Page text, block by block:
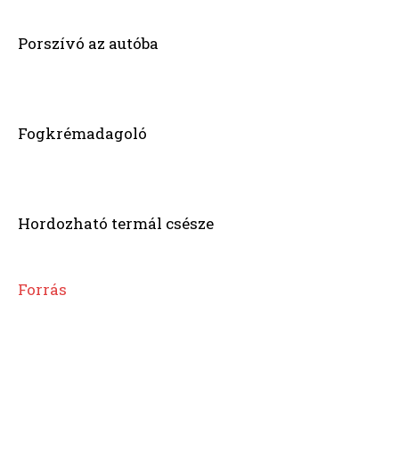
Porszívó az autóba
Fogkrémadagoló
Hordozható termál csésze
Forrás